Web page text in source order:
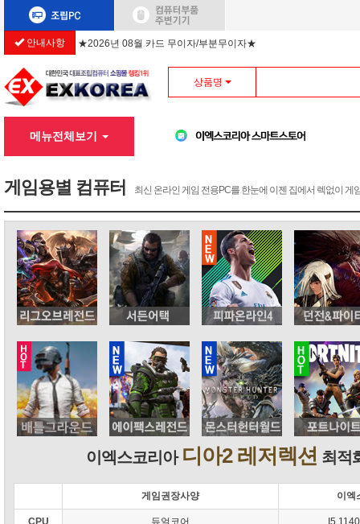
안내사항 ★2026년 08월 카드 무이자/부분무이자★
상품명
메뉴전체보기
게임용별 컴퓨터 최신 온라인 게임 전용PC를 한눈에 이젠 집에서 렉없이 게
이엑스코리아 디아2 레저렉션 최적
게임권장사양 이엑
CPU 듀얼코어 I5